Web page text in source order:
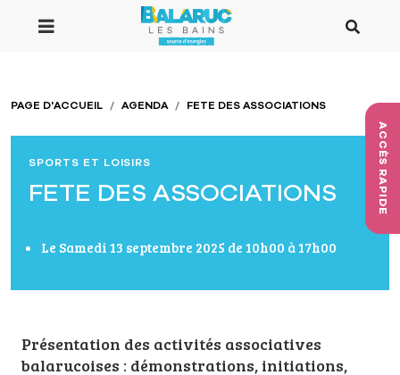
ACCÈS RAPIDE
PAGE D'ACCUEIL AGENDA FETE DES ASSOCIATIONS
SPORTS ET LOISIRS
FETE DES ASSOCIATIONS
Le Samedi 13 septembre 2025 de 10h00 à 17h00
Présentation des activités associatives
balarucoises : démonstrations, initiations,